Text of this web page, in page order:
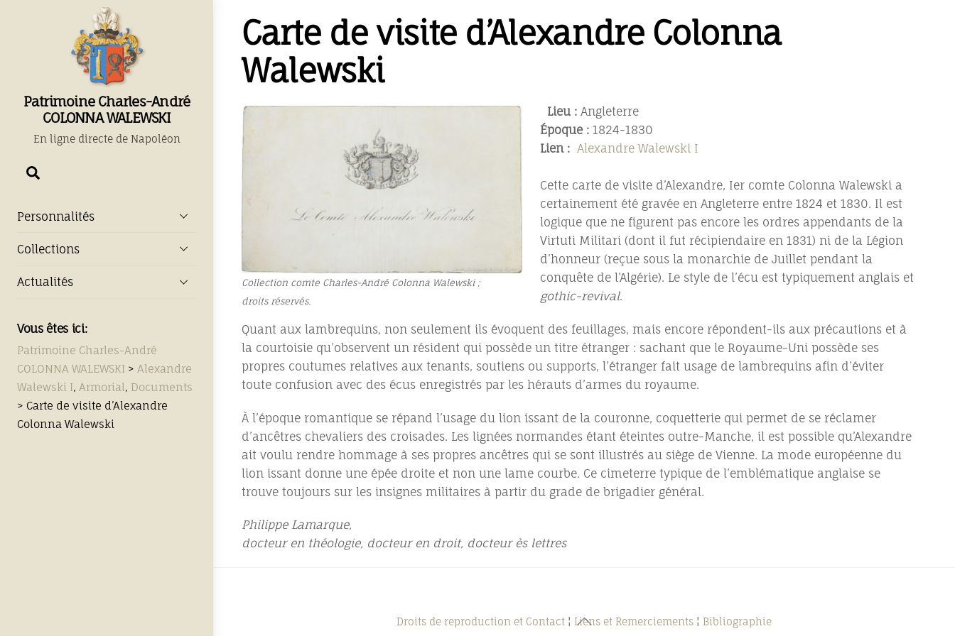
Patrimoine Charles-André
COLONNA WALEWSKI
En ligne directe de Napoléon
Personnalités
Collections
Actualités
Vous êtes ici:
Patrimoine Charles-André
COLONNA WALEWSKI > Alexandre
Walewski I, Armorial, Documents
> Carte de visite d’Alexandre
Colonna Walewski
Carte de visite d’Alexandre Colonna
Walewski
Collection comte Charles-André Colonna Walewski ;
droits réservés.
Lieu : Angleterre
Époque : 1824-1830
Lien : Alexandre Walewski I
Cette carte de visite d’Alexandre, Ier comte Colonna Walewski a
certainement été gravée en Angleterre entre 1824 et 1830. Il est
logique que ne figurent pas encore les ordres appendants de la
Virtuti Militari (dont il fut récipiendaire en 1831) ni de la Légion
d’honneur (reçue sous la monarchie de Juillet pendant la
conquête de l’Algérie). Le style de l’écu est typiquement anglais et
gothic-revival.
Quant aux lambrequins, non seulement ils évoquent des feuillages, mais encore répondent-ils aux précautions et à
la courtoisie qu’observent un résident qui possède un titre étranger : sachant que le Royaume-Uni possède ses
propres coutumes relatives aux tenants, soutiens ou supports, l’étranger fait usage de lambrequins afin d’éviter
toute confusion avec des écus enregistrés par les hérauts d’armes du royaume.
À l’époque romantique se répand l’usage du lion issant de la couronne, coquetterie qui permet de se réclamer
d’ancêtres chevaliers des croisades. Les lignées normandes étant éteintes outre-Manche, il est possible qu’Alexandre
ait voulu rendre hommage à ses propres ancêtres qui se sont illustrés au siège de Vienne. La mode européenne du
lion issant donne une épée droite et non une lame courbe. Ce cimeterre typique de l’emblématique anglaise se
trouve toujours sur les insignes militaires à partir du grade de brigadier général.
Philippe Lamarque,
docteur en théologie, docteur en droit, docteur ès lettres
Back
Droits de reproduction et Contact¦ Liens et Remerciements¦ Bibliographie